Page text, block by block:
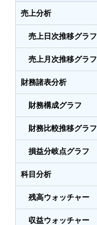
売上分析
売上日次推移グラフ
売上月次推移グラフ
財務諸表分析
財務構成グラフ
財務比較推移グラフ
損益分岐点グラフ
科目分析
残高ウォッチャー
収益ウォッチャー